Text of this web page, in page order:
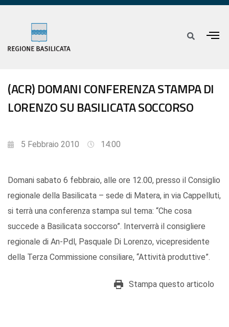
(ACR) DOMANI CONFERENZA STAMPA DI
LORENZO SU BASILICATA SOCCORSO
5 Febbraio 2010 14:00
Domani sabato 6 febbraio, alle ore 12.00, presso il Consiglio
regionale della Basilicata – sede di Matera, in via Cappelluti,
si terrà una conferenza stampa sul tema: “Che cosa
succede a Basilicata soccorso”. Interverrà il consigliere
regionale di An-Pdl, Pasquale Di Lorenzo, vicepresidente
della Terza Commissione consiliare, “Attività produttive”.
Stampa questo articolo